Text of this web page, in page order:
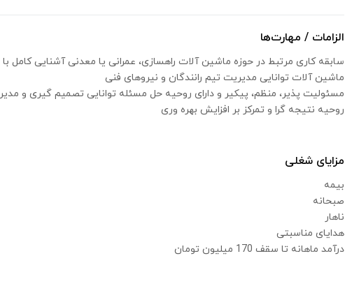
الزامات / مهارت‌ها
سابقه كارى مرتبط در حوزه ماشين آلات راهسازى، عمرانى يا معدنى آشنايى كامل
ماشين آلات توانايى مديريت تيم رانندگان و نيروهاى فنى
مسئوليت پذير، منظم، پيكير و داراى روحيه حل مسئله توانايى تصميم گيرى و
روحيه نتيجه گرا و تمركز بر افزايش بهره ورى
مزایای شغلی
بیمه
صبحانه
ناهار
هدایای مناسبتی
درآمد ماهانه تا سقف 170 ميليون تومان